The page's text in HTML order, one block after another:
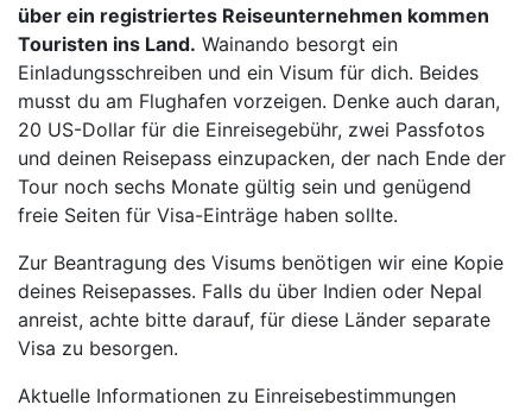
über ein registriertes Reiseunternehmen kommen
Touristen ins Land. Wainando besorgt ein
Einladungsschreiben und ein Visum für dich. Beides
musst du am Flughafen vorzeigen. Denke auch daran,
20 US-Dollar für die Einreisegebühr, zwei Passfotos
und deinen Reisepass einzupacken, der nach Ende der
Tour noch sechs Monate gültig sein und genügend
freie Seiten für Visa-Einträge haben sollte.
Zur Beantragung des Visums benötigen wir eine Kopie
deines Reisepasses. Falls du über Indien oder Nepal
anreist, achte bitte darauf, für diese Länder separate
Visa zu besorgen.
Aktuelle Informationen zu Einreisebestimmungen